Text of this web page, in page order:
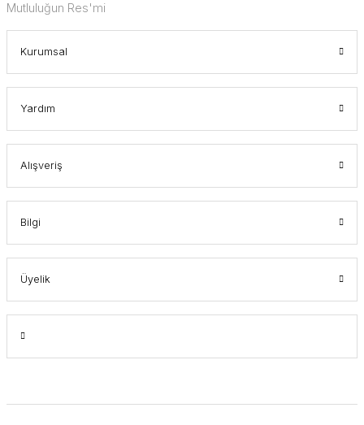
Mutluluğun Res'mi
Kurumsal
Yardım
Alışveriş
Bilgi
Üyelik